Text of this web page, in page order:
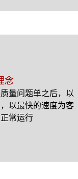
念
量问题单之后，以
以最快的速度为客
常运行